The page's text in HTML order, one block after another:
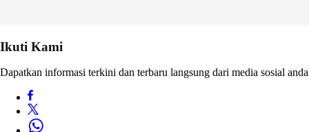
Ikuti Kami
Dapatkan informasi terkini dan terbaru langsung dari media sosial anda